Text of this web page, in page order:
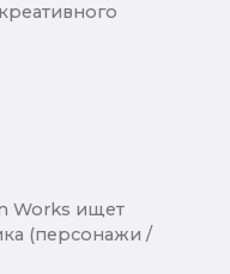
Works ищет
(персонажи /